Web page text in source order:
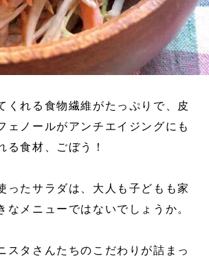
くれる食物繊維がたっぷりで、皮
ェノールがアンチエイジングにも
る食材、ごぼう！
ったサラダは、大人も子どもも家
なメニューではないでしょうか。
スタさんたちのこだわりが詰まっ